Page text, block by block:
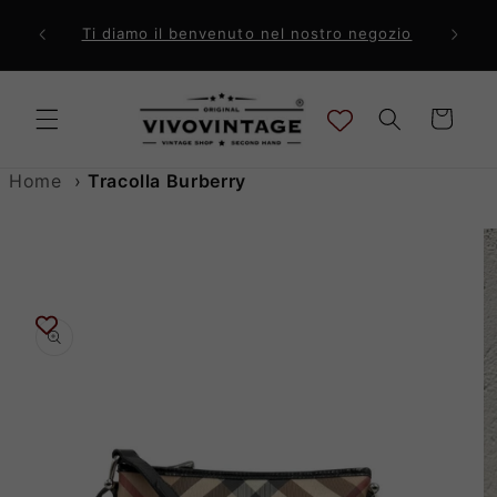
direttamente
ai contenuti
a 99€ Ti diamo il benvenuto nel nostro negozio
Carrello
Home ›Tracolla Burberry